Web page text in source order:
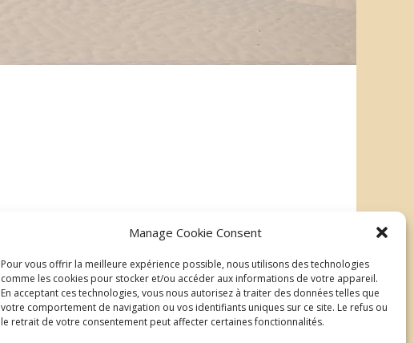
Manage Cookie Consent
Pour vous offrir la meilleure expérience possible, nous utilisons des technologies
comme les cookies pour stocker et/ou accéder aux informations de votre appareil.
En acceptant ces technologies, vous nous autorisez à traiter des données telles que
votre comportement de navigation ou vos identifiants uniques sur ce site. Le refus ou
le retrait de votre consentement peut affecter certaines fonctionnalités.
Mentions légales| ©2026 Au delà du regard